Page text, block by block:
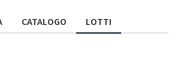
CATALOGO LOTTI